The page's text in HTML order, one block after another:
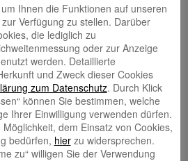
Kaleschke
Merkel
Ihnen die Funktionen auf unseren
Verfügung zu stellen. Darüber
die lediglich zu
oder zur Anzeige
werden. Detaillierte
und Zweck dieser Cookies
zum Datenschutz. Durch Klick
können Sie bestimmen, welche
Ihrer Einwilligung verwenden dürfen.
dem Einsatz von Cookies,
bedürfen, hierzu widersprechen.
zu“ willigen Sie der Verwendung